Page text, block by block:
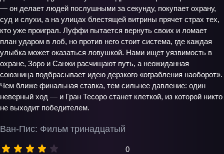
Ван-Пис: Фильм тринадцатый
0
— он делает людей послушными за секунду, покупает охрану,
суд и слухи, а на улицах блестящей витрины прячет страх тех,
кто уже проиграл. Луффи пытается вернуть своих и ломает
план ударом в лоб, но против него стоит система, где каждая
улыбка может оказаться ловушкой. Нами ищет уязвимость в
охране, Зоро и Санжи расчищают путь, а неожиданная
союзница подбрасывает идею дерзкого «ограбления наоборот».
Чем ближе финальная ставка, тем сильнее давление: один
неверный ход — и Гран Тесоро станет клеткой, из которой никто
не выходит победителем.